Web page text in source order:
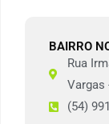
BAIRRO
Rua
Vargas
(54)